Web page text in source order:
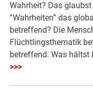
Wahrheit? Das
“Wahrheiten” das
betreffend? Die
Flüchtlingsthematik
betreffend. Was hältst
>>>